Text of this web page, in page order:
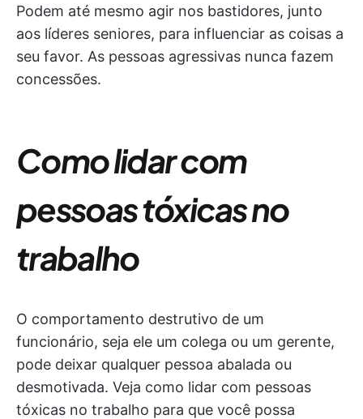
Podem até mesmo agir nos bastidores, junto
aos líderes seniores, para influenciar as coisas a
seu favor. As pessoas agressivas nunca fazem
concessões.
Como lidar com
pessoas tóxicas no
trabalho
O comportamento destrutivo de um
funcionário, seja ele um colega ou um gerente,
pode deixar qualquer pessoa abalada ou
desmotivada. Veja como lidar com pessoas
tóxicas no trabalho para que você possa